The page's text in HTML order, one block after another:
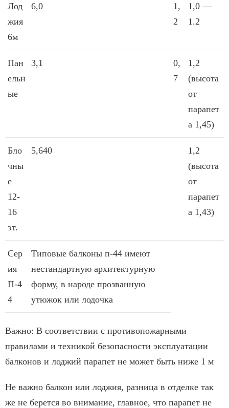
Лод
жия
6м
6,0
1,
2
1,0 —
1.2
Пан
ельн
ые
3,1
0,
7
1,2
(высота
от
парапет
а 1,45)
Бло
чны
е
12-
16
эт.
5,640
1,2
(высота
от
парапет
а 1,43)
Сер
ия
П-4
4
Типовые балконы п-44 имеют
нестандартную архитектурную
форму, в народе прозванную
утюжок или лодочка
Важно: В соответствии с противопожарными
правилами и техникой безопасности эксплуатации
балконов и лоджий парапет не может быть ниже 1 м
Не важно балкон или лоджия, разница в отделке так
же не берется во внимание, главное, что парапет не